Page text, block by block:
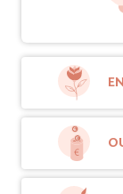
La famille
et
Vous